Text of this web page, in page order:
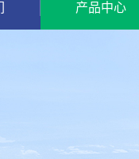
产品中心